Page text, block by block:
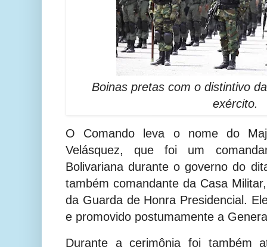
Boinas pretas com o distintivo
exército.
O Comando leva o nome do
Velásquez, que foi um
Bolivariana durante o governo do
também comandante da Casa
da Guarda de Honra Presidencial.
e promovido postumamente a
Durante a cerimônia foi também